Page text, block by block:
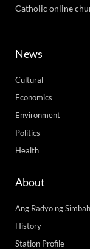
Catholic online
News
Cultural
Economics
Environment
Politics
Health
About
Ang Radyo ng
History
Station Profile